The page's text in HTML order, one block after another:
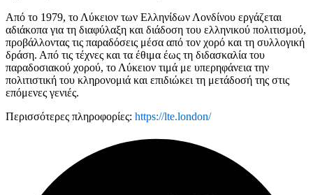
Από το 1979, το Λύκειον των Ελληνίδων Λονδίνου εργάζεται
αδιάκοπα για τη διαφύλαξη και διάδοση του ελληνικού πολιτισμού,
προβάλλοντας τις παραδόσεις μέσα από τον χορό και τη συλλογική
δράση. Από τις τέχνες και τα έθιμα έως τη διδασκαλία του
παραδοσιακού χορού, το Λύκειον τιμά με υπερηφάνεια την
πολιτιστική του κληρονομιά και επιδιώκει τη μετάδοσή της στις
επόμενες γενιές.
Περισσότερες πληροφορίες: https://lte.london/